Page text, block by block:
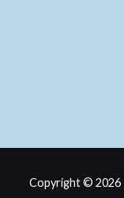
Copyright © 2026